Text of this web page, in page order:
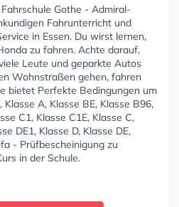
Gothe - Admiral-
Fahrunterricht und
in Essen. Du wirst lernen,
zu fahren. Achte darauf,
Leute und geparkte Autos
Wohnstraßen gehen, fahren
bietet Perfekte Bedingungen um
A, Klasse BE, Klasse B96,
C1, Klasse C1E, Klasse C,
DE1, Klasse D, Klasse DE,
- Prüfbescheinigung zu
in der Schule.